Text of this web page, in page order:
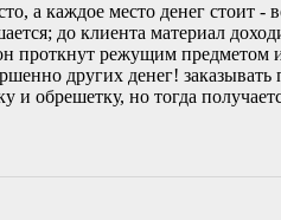
а каждое место денег стоит -
до клиента материал
проткнут режущим
других денег!
обрешетку, но тогда